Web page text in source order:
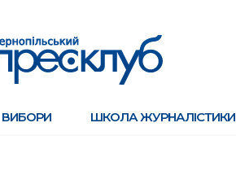
ВИБОРИ ШКОЛА ЖУРНАЛІСТИКИ